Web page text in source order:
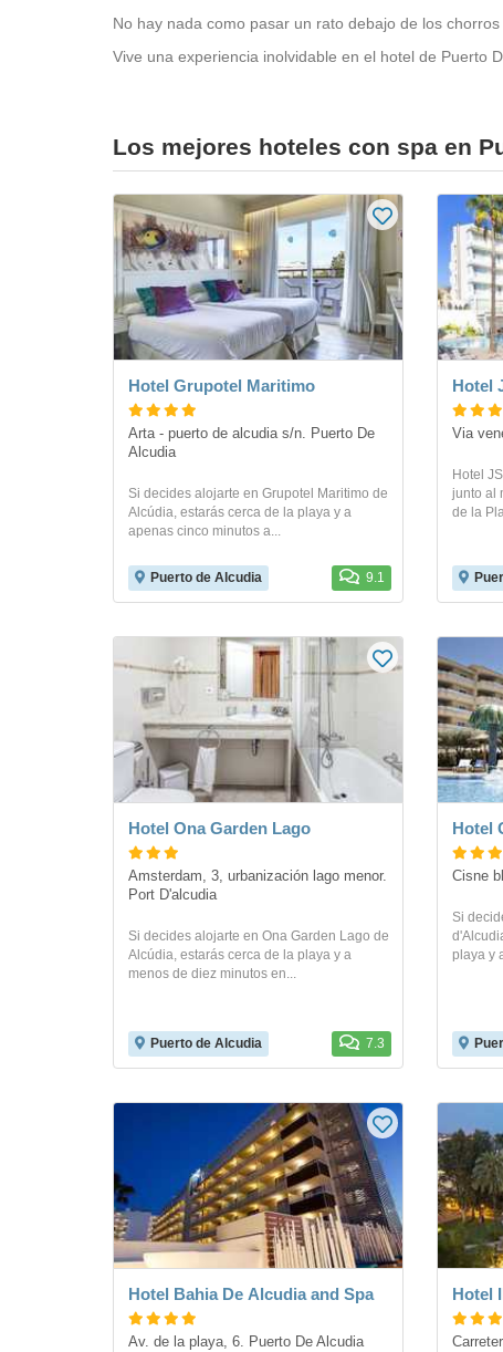
No hay nada como pasar un rato debajo de los
Vive una experiencia inolvidable en el hotel de Puerto
Los mejores hoteles con spa en
Hotel Grupotel Maritimo
Arta - puerto de alcudia s/n. Puerto De
Alcudia
Si decides alojarte en Grupotel Maritimo de
Alcúdia, estarás cerca de la playa y a
apenas cinco minutos a...
Puerto de Alcudia 9.1
Hotel
Via
Hotel
junto al
de la
Hotel Ona Garden Lago
Amsterdam, 3, urbanización lago menor.
Port D'alcudia
Si decides alojarte en Ona Garden Lago de
Alcúdia, estarás cerca de la playa y a
menos de diez minutos en...
Puerto de Alcudia 7.3
Hotel
Cisne
Si
playa y
Hotel Bahia De Alcudia and Spa
Av. de la playa, 6. Puerto De Alcudia
Hotel